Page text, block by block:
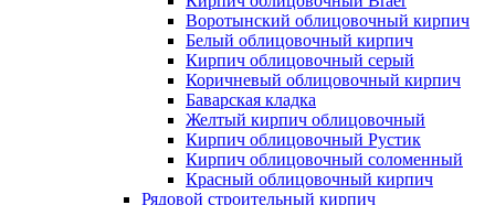
Воротынский облицовочный кирпич
Белый облицовочный кирпич
Кирпич облицовочный серый
Коричневый облицовочный кирпич
Баварская кладка
Желтый кирпич облицовочный
Кирпич облицовочный Рустик
Кирпич облицовочный соломенный
Красный облицовочный кирпич
Рядовой строительный кирпич